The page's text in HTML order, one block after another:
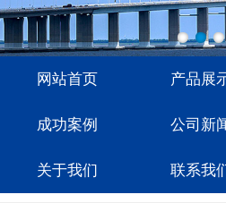
网站首页 产品展
成功案例 公司新
关于我们 联系我